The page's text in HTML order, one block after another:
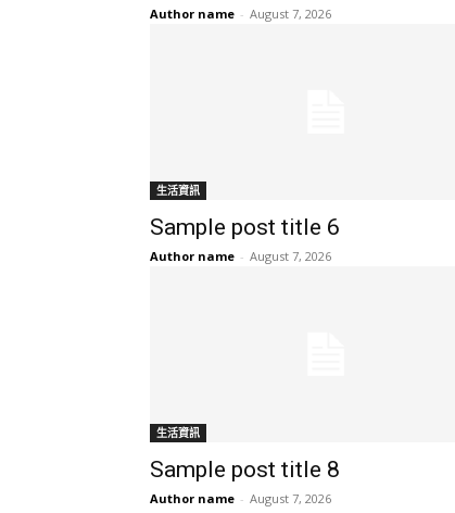
Author name - August 7, 2026
生活資訊
Sample post title 6
Author name - August 7, 2026
生活資訊
Sample post title 8
Author name - August 7, 2026